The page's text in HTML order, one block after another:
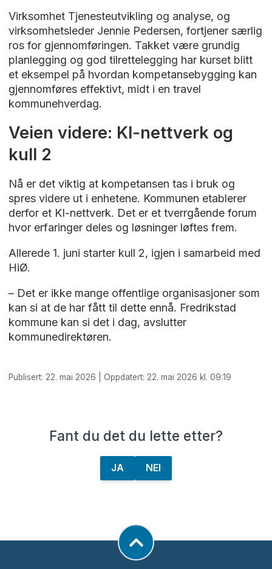
Virksomhet Tjenesteutvikling og analyse, og
virksomhetsleder Jennie Pedersen, fortjener særlig
ros for gjennomføringen. Takket være grundig
planlegging og god tilrettelegging har kurset blitt
et eksempel på hvordan kompetansebygging kan
gjennomføres effektivt, midt i en travel
kommunehverdag.
Veien videre: KI-nettverk og
kull 2
Nå er det viktig at kompetansen tas i bruk og
spres videre ut i enhetene. Kommunen etablerer
derfor et KI-nettverk. Det er et tverrgående forum
hvor erfaringer deles og løsninger løftes frem.
Allerede 1. juni starter kull 2, igjen i samarbeid med
HiØ.
– Det er ikke mange offentlige organisasjoner som
kan si at de har fått til dette ennå. Fredrikstad
kommune kan si det i dag, avslutter
kommunedirektøren.
Publisert: 22. mai 2026 | Oppdatert: 22. mai 2026 kl. 09:19
Fant du det du lette etter?
JA NEI